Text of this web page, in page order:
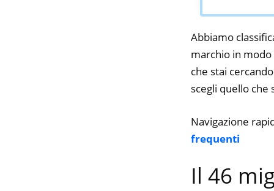
Abbiamo
marchio in
che stai
scegli quello che
Navigazione
frequenti
Il 46